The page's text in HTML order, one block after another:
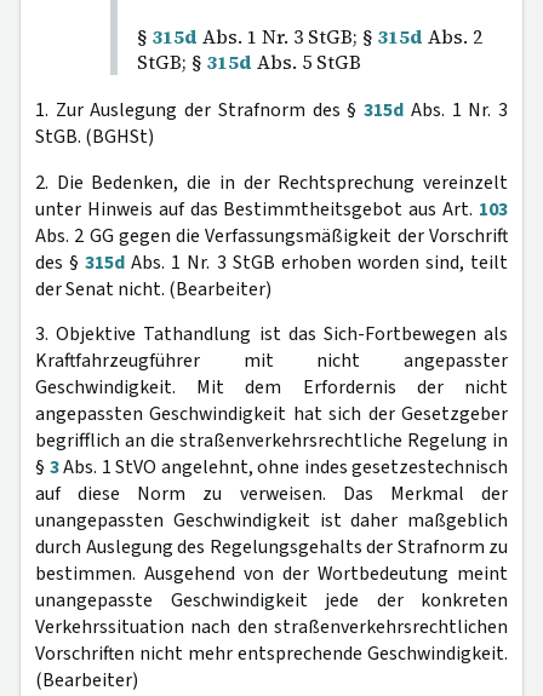
§ 315d Abs. 1 Nr. 3 StGB; § 315d Abs. 2
StGB; § 315d Abs. 5 StGB
1. Zur Auslegung der Strafnorm des §315d Abs. 1 Nr. 3
StGB. (BGHSt)
2. Die Bedenken, die in der Rechtsprechung vereinzelt
unter Hinweis auf das Bestimmtheitsgebot aus Art. 103
Abs. 2 GG gegen die Verfassungsmäßigkeit der Vorschrift
des §315d Abs. 1 Nr. 3 StGB erhoben worden sind, teilt
der Senat nicht. (Bearbeiter)
3. Objektive Tathandlung ist das Sich-Fortbewegen als
Kraftfahrzeugführer mit nicht angepasster
Geschwindigkeit. Mit dem Erfordernis der nicht
angepassten Geschwindigkeit hat sich der Gesetzgeber
begrifflich an die straßenverkehrsrechtliche Regelung in
§ 3Abs. 1 StVO angelehnt, ohne indes gesetzestechnisch
auf diese Norm zu verweisen. Das Merkmal der
unangepassten Geschwindigkeit ist daher maßgeblich
durch Auslegung des Regelungsgehalts der Strafnorm zu
bestimmen. Ausgehend von der Wortbedeutung meint
unangepasste Geschwindigkeit jede der konkreten
Verkehrssituation nach den straßenverkehrsrechtlichen
Vorschriften nicht mehr entsprechende Geschwindigkeit.
(Bearbeiter)